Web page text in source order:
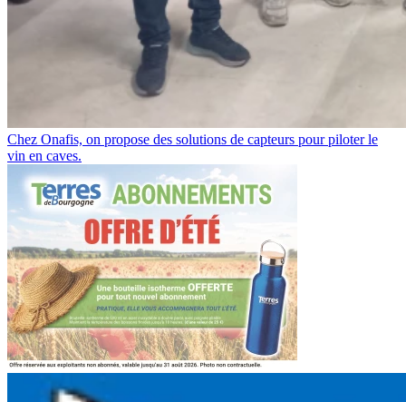
Chez Onafis, on propose des solutions de capteurs pour piloter le
vin en caves.